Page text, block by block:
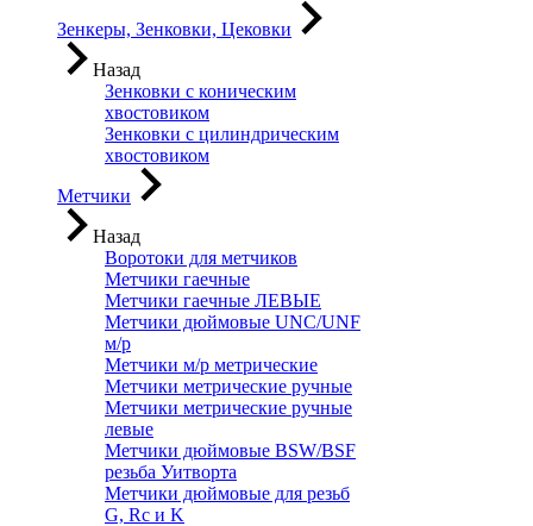
Зенкеры, Зенковки, Цековки
Назад
Зенковки с коническим
хвостовиком
Зенковки с цилиндрическим
хвостовиком
Метчики
Назад
Воротоки для метчиков
Метчики гаечные
Метчики гаечные ЛЕВЫЕ
Метчики дюймовые UNC/UNF
м/р
Метчики м/р метрические
Метчики метрические ручные
Метчики метрические ручные
левые
Метчики дюймовые BSW/BSF
резьба Уитворта
Метчики дюймовые для резьб
G, Rc и K